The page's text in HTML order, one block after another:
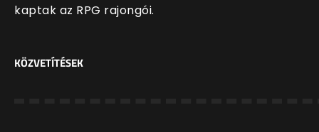
kaptak az RPG rajongói.
KÖZVETÍTÉSEK